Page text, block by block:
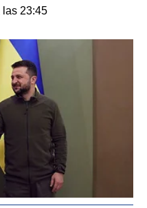
las 23:45